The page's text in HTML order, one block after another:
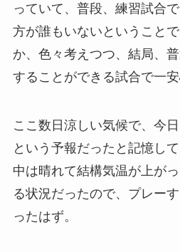
っていて、普段、練習試合
方が誰もいないということ
か、色々考えつつ、結局、
することができる試合で一安
ここ数日涼しい気候で、今
という予報だったと記憶し
中は晴れて結構気温が上が
る状況だったので、プレー
ったはず。